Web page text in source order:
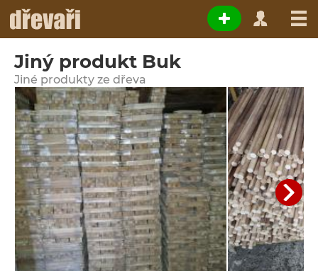
Jiný produkt Buk
Jiné produkty ze dřeva